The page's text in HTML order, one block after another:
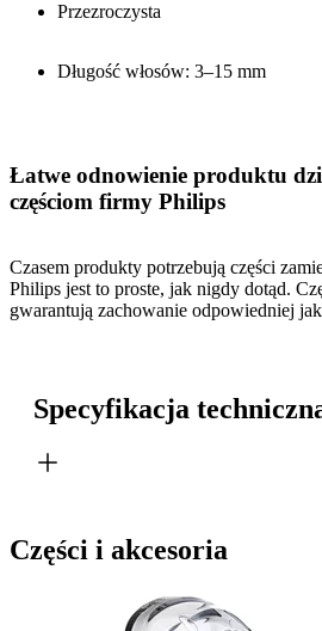
Przezroczysta
Długość włosów: 3–15 mm
Łatwe odnowienie produktu
częściom firmy Philips
Czasem produkty potrzebują części
Philips jest to proste, jak nigdy dotąd.
gwarantują zachowanie odpowiedniej
Specyfikacja
Części i akcesoria